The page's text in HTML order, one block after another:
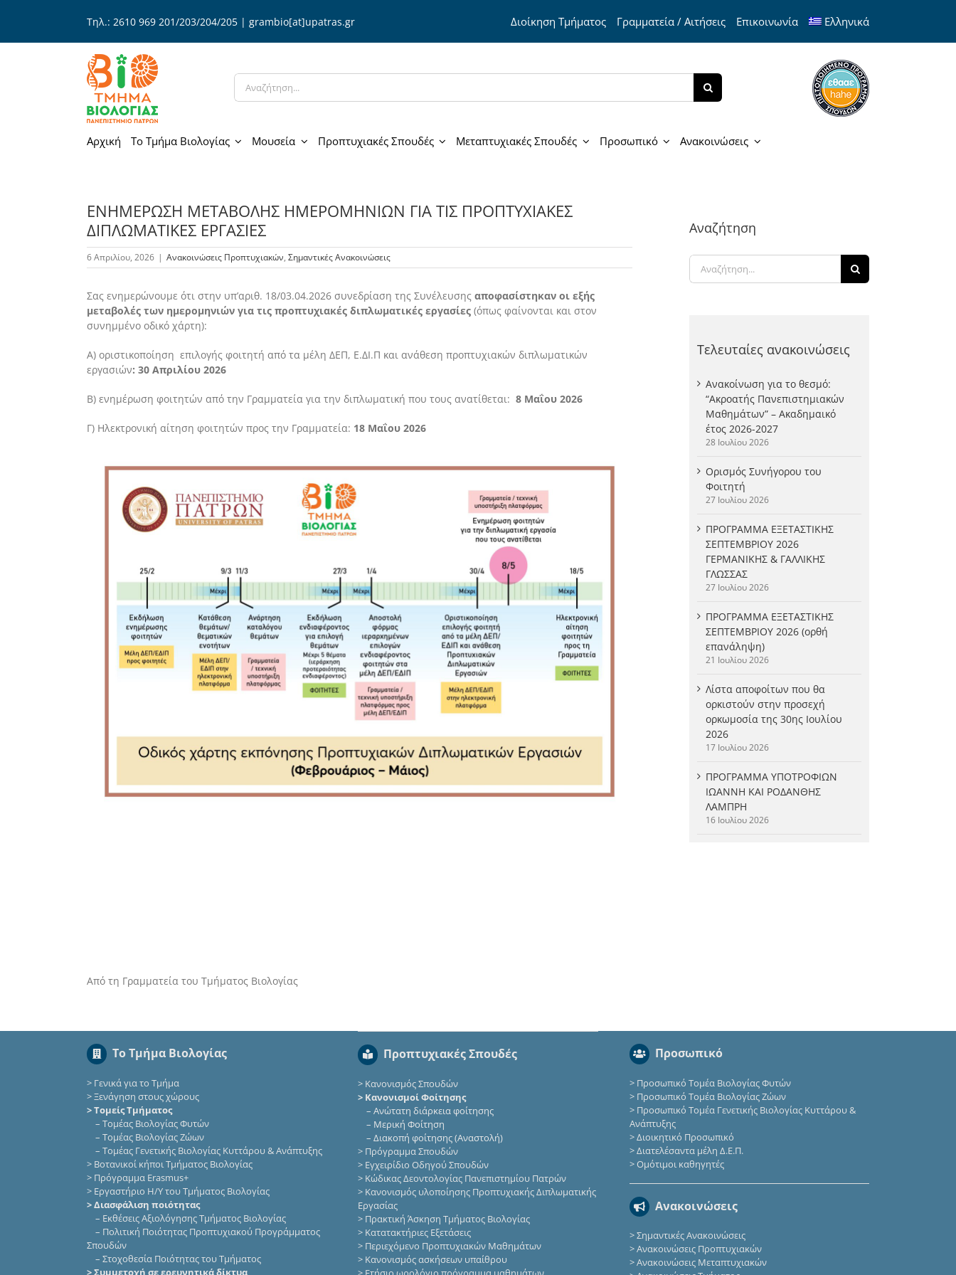
Τηλ.: 2610 969 201/203/204/205 | grambio[at]upatras.gr Διοίκηση Τμήματος Γραμματεία / Αιτήσεις Επικοινωνία Ελληνικά
Αναζήτηση
για:
Αρχική Το Τμήμα Βιολογίας Μουσεία Προπτυχιακές Σπουδές Μεταπτυχιακές Σπουδές Προσωπικό Ανακοινώσεις
ENHMEΡΩΣΗ ΜΕΤΑΒΟΛΗΣ ΗΜΕΡΟΜΗΝΙΩΝ ΓΙΑ ΤΙΣ ΠΡΟΠΤΥΧΙΑΚΕΣ
ΔΙΠΛΩΜΑΤΙΚΕΣ ΕΡΓΑΣΙΕΣ
6 Απριλίου, 2026 | Ανακοινώσεις Προπτυχιακών, Σημαντικές Ανακοινώσεις
Σας ενημερώνουμε ότι στην υπ’αριθ. 18/03.04.2026 συνεδρίαση της Συνέλευσης αποφασίστηκαν οι εξής
μεταβολές των ημερομηνιών για τις προπτυχιακές διπλωματικές εργασίες (όπως φαίνονται και στον
συνημμένο οδικό χάρτη):
Α) οριστικοποίηση επιλογής φοιτητή από τα μέλη ΔΕΠ, Ε.ΔΙ.Π και ανάθεση προπτυχιακών διπλωματικών
εργασιών: 30 Απριλίου 2026
Β) ενημέρωση φοιτητών από την Γραμματεία για την διπλωματική που τους ανατίθεται: 8 Μαΐου 2026
Γ) Ηλεκτρονική αίτηση φοιτητών προς την Γραμματεία: 18 Μαΐου 2026
Από τη Γραμματεία του Τμήματος Βιολογίας
Αναζήτηση
Αναζήτηση
για:
Τελευταίες ανακοινώσεις
Ανακοίνωση για το θεσμό:
“Ακροατής Πανεπιστημιακών
Μαθημάτων” – Ακαδημαικό
έτος 2026-2027
28 Ιουλίου 2026
Ορισμός Συνήγορου του
Φοιτητή
27 Ιουλίου 2026
ΠΡΟΓΡΑΜΜΑ ΕΞΕΤΑΣΤΙΚΗΣ
ΣΕΠΤΕΜΒΡΙΟΥ 2026
ΓΕΡΜΑΝΙΚΗΣ & ΓΑΛΛΙΚΗΣ
ΓΛΩΣΣΑΣ
27 Ιουλίου 2026
ΠΡΟΓΡΑΜΜΑ ΕΞΕΤΑΣΤΙΚΗΣ
ΣΕΠΤΕΜΒΡΙΟΥ 2026 (ορθή
επανάληψη)
21 Ιουλίου 2026
Λίστα αποφοίτων που θα
ορκιστούν στην προσεχή
ορκωμοσία της 30ης Ιουλίου
2026
17 Ιουλίου 2026
ΠΡΟΓΡΑΜΜΑ ΥΠΟΤΡΟΦΙΩΝ
ΙΩΑΝΝΗ ΚΑΙ ΡΟΔΑΝΘΗΣ
ΛΑΜΠΡΗ
16 Ιουλίου 2026
Το Τμήμα Βιολογίας
> Γενικά για το Τμήμα
>Ξενάγηση στους χώρους
> Τομείς Τμήματος
– Τομέας Βιολογίας Φυτών
– Τομέας Βιολογίας Ζώων
– Τομέας Γενετικής Βιολογίας Κυττάρου & Ανάπτυξης
> Βοτανικοί κήποι Τμήματος Βιολογίας
> Πρόγραμμα Erasmus+
> Εργαστήριο Η/Υ του Τμήματος Βιολογίας
> Διασφάλιση ποιότητας
– Εκθέσεις Αξιολόγησης Τμήματος Βιολογίας
– Πολιτική Ποιότητας Προπτυχιακού Προγράμματος
Σπουδών
– Στοχοθεσία Ποιότητας του Τμήματος
> Συμμετοχή σε ερευνητικά δίκτυα
Προπτυχιακές Σπουδές
> Κανονισμός Σπουδών
> Κανονισμοί Φοίτησης
–Ανώτατη διάρκεια φοίτησης
– Μερική Φοίτηση
–Διακοπή φοίτησης (Αναστολή)
> Πρόγραμμα Σπουδών
> Εγχειρίδιο Οδηγού Σπουδών
> Κώδικας Δεοντολογίας Πανεπιστημίου Πατρών
> Κανονισμός υλοποίησης Προπτυχιακής Διπλωματικής
Εργασίας
> Πρακτική Άσκηση Τμήματος Βιολογίας
> Κατατακτήριες Eξετάσεις
> Περιεχόμενο Προπτυχιακών Μαθημάτων
> Κανονισμός ασκήσεων υπαίθρου
Προσωπικό
> Προσωπικό Τομέα Βιολογίας Φυτών
> Προσωπικό Τομέα Βιολογίας Ζώων
> Προσωπικό Τομέα Γενετικής Βιολογίας Κυττάρου &
Ανάπτυξης
>Διοικητικό Προσωπικό
>Διατελέσαντα μέλη Δ.Ε.Π.
>Ομότιμοι καθηγητές
Ανακοινώσεις
>Σημαντικές Ανακοινώσεις
>Ανακοινώσεις Προπτυχιακών
>Ανακοινώσεις Μεταπτυχιακών